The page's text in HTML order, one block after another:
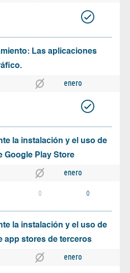
Las aplicaciones
enero
la instalación y el uso de
Google Play Store
enero
0 0
la instalación y el uso de
app stores de terceros
enero